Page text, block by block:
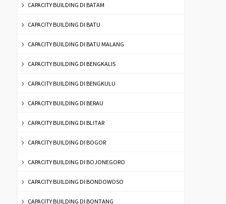
CAPACITY BUILDING DI BATAM
CAPACITY BUILDING DI BATU
CAPACITY BUILDING DI BATU MALANG
CAPACITY BUILDING DI BENGKALIS
CAPACITY BUILDING DI BENGKULU
CAPACITY BUILDING DI BERAU
CAPACITY BUILDING DI BLITAR
CAPACITY BUILDING DI BOGOR
CAPACITY BUILDING DI BOJONEGORO
CAPACITY BUILDING DI BONDOWOSO
CAPACITY BUILDING DI BONTANG